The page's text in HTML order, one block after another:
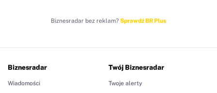
Biznesradar bez reklam? Sprawdź BR Plus
Biznesradar
Wiadomości
Twój Biznesradar
Twoje alerty